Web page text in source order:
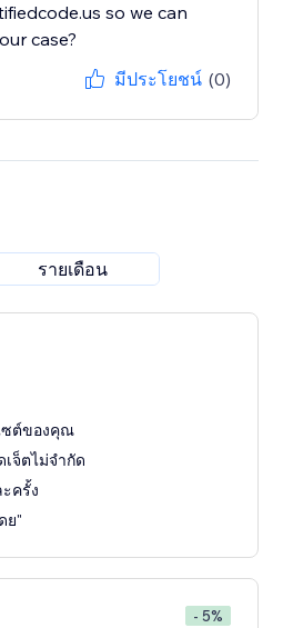
so we can
case?
มีประโยชน์ (0)
รายเดือน
ซต์ของคุณ
จ็ตไม่จำกัด
ครั้ง
ย"
- 5%